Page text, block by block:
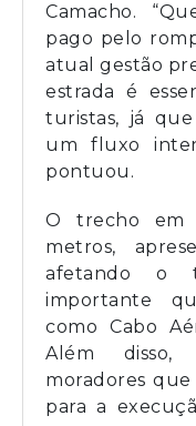
Camacho.
pago pelo
atual gestão
estrada é
turistas, já
um fluxo
pontuou.
O trecho em
metros,
afetando o
importante
como Cabo
Além disso,
moradores
para a